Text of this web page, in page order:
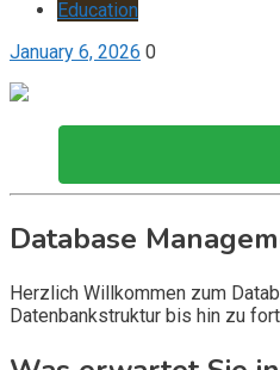
Education
January 6, 2026 0
Database
Herzlich Willkommen zum
Datenbankstruktur bis hin zu